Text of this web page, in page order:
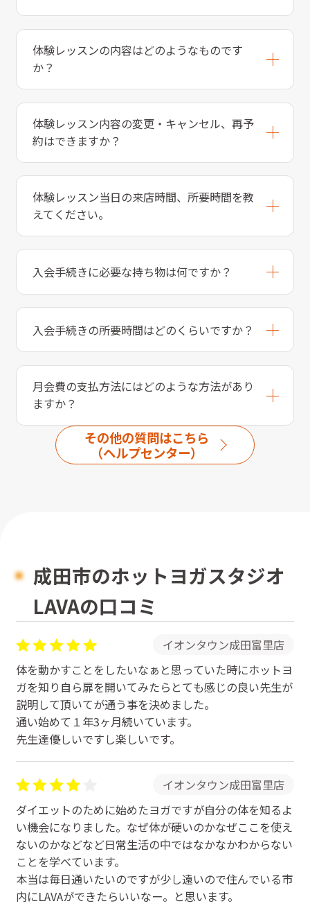
体験レッスンの内容はどのようなものです
か？
体験レッスン内容の変更・キャンセル、再予
約はできますか？
体験レッスン当日の来店時間、所要時間を教
えてください。
入会手続きに必要な持ち物は何ですか？
入会手続きの所要時間はどのくらいですか？
月会費の支払方法にはどのような方法があり
ますか？
その他の質問はこちら
（ヘルプセンター）
成田市のホットヨガスタジオ
LAVAの口コミ
イオンタウン成田富里店
体を動かすことをしたいなぁと思っていた時にホットヨ
ガを知り自ら扉を開いてみたらとても感じの良い先生が
説明して頂いてが通う事を決めました。
通い始めて１年3ヶ月続いています。
先生達優しいですし楽しいです。
イオンタウン成田富里店
ダイエットのために始めたヨガですが自分の体を知るよ
い機会になりました。なぜ体が硬いのかなぜここを使え
ないのかなどなど日常生活の中ではなかなかわからない
ことを学べています。
本当は毎日通いたいのですが少し遠いので住んでいる市
内にLAVAができたらいいなー。と思います。